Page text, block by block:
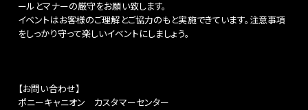
ールとマナーの厳守をお願い致します。
イベントはお客様のご理解とご協力のもと実施できています。注意事項
をしっかり守って楽しいイベントにしましょう。
【お問い合わせ】
ポニーキャニオン カスタマーセンター